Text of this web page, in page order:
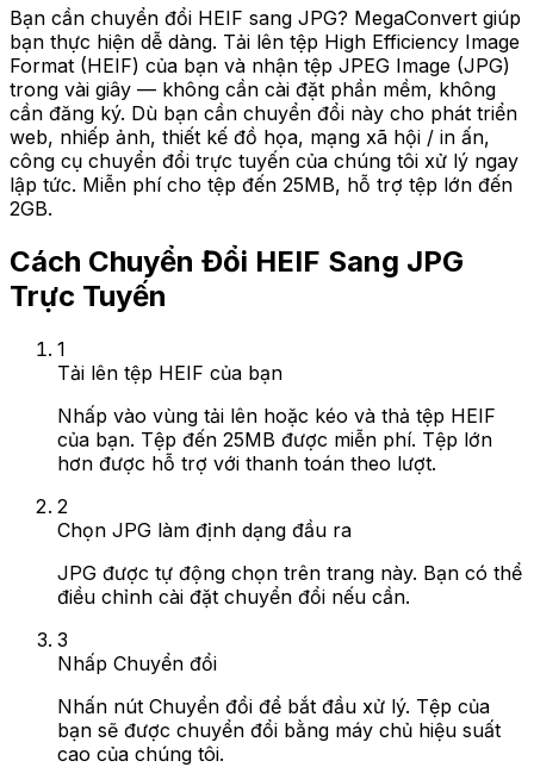
Bạn cần chuyển đổi HEIF sang JPG? MegaConvert giúp
bạn thực hiện dễ dàng. Tải lên tệp High Efficiency Image
Format (HEIF) của bạn và nhận tệp JPEG Image (JPG)
trong vài giây — không cần cài đặt phần mềm, không
cần đăng ký. Dù bạn cần chuyển đổi này cho phát triển
web, nhiếp ảnh, thiết kế đồ họa, mạng xã hội / in ấn,
công cụ chuyển đổi trực tuyến của chúng tôi xử lý ngay
lập tức. Miễn phí cho tệp đến 25MB, hỗ trợ tệp lớn đến
2GB.
Cách Chuyển Đổi HEIF Sang JPG
Trực Tuyến
1
Tải lên tệp HEIF của bạn
Nhấp vào vùng tải lên hoặc kéo và thả tệp HEIF
của bạn. Tệp đến 25MB được miễn phí. Tệp lớn
hơn được hỗ trợ với thanh toán theo lượt.
2
Chọn JPG làm định dạng đầu ra
JPG được tự động chọn trên trang này. Bạn có thể
điều chỉnh cài đặt chuyển đổi nếu cần.
3
Nhấp Chuyển đổi
Nhấn nút Chuyển đổi để bắt đầu xử lý. Tệp của
bạn sẽ được chuyển đổi bằng máy chủ hiệu suất
cao của chúng tôi.